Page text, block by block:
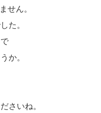
せん。
た。
か。
さいね。